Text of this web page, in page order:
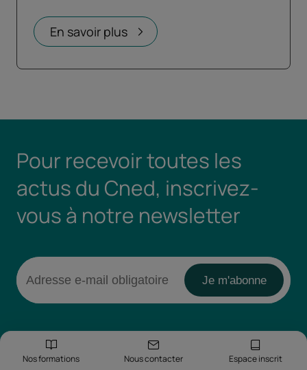
Nos formations Nous contacter Espace inscrit
En savoir plus
Pour recevoir toutes les
actus du Cned, inscrivez-
vous à notre newsletter